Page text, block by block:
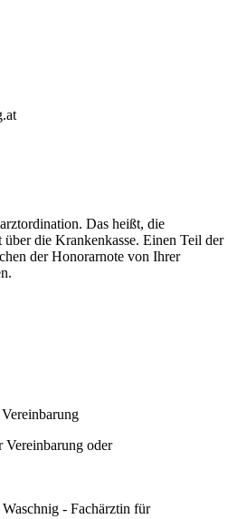
Das heißt, die
die Krankenkasse. Einen Teil der
der Honorarnote von Ihrer
Vereinbarung oder
- Fachärztin für